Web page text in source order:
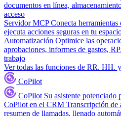
documentos en línea,
acceso
Servidor MCP Conecta
ejecuta acciones seguras en tu
Automatización Optimice las
aprobaciones, informes de gastos,
trabajo
Ver todas las funciones de RR. HH.
CoPilot
CoPilot Su asistente
CoPilot en el CRM Transcripción de
resumen de llamadas, llenado